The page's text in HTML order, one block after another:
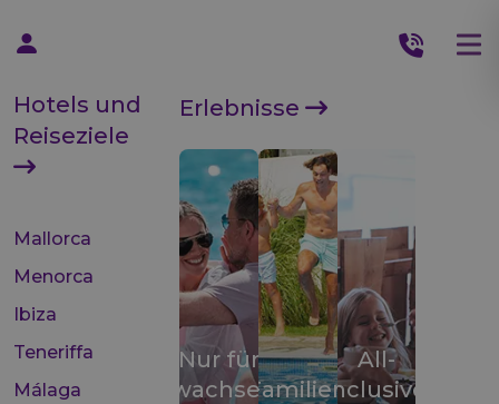
Hotels und
Reiseziele
Mallorca
Menorca
Ibiza
Teneriffa
Málaga
Erlebnisse
Nur für
ErwachseneFamilien
All-
inclusive